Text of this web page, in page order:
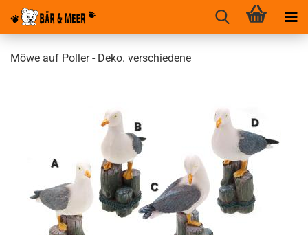
Möwe auf Poller - Deko. verschiedene